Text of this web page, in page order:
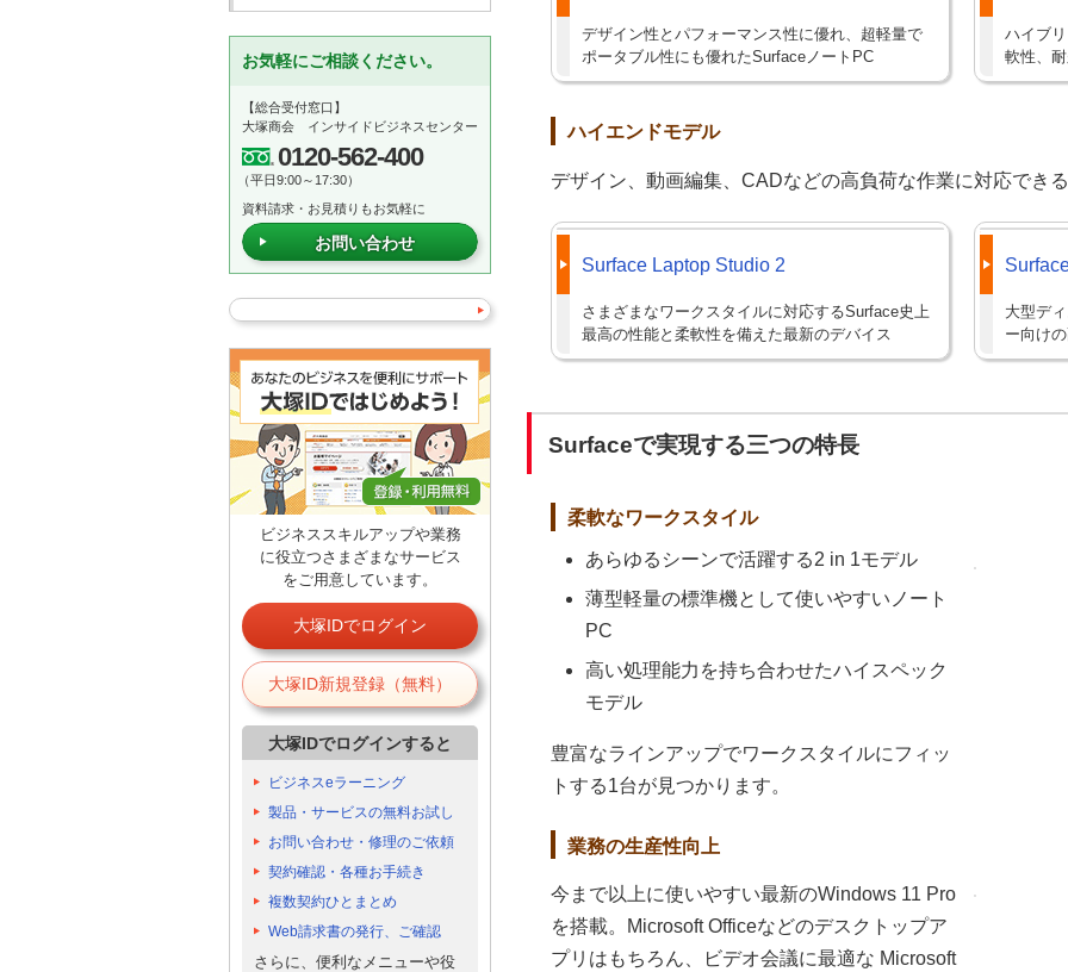
デザイン性とパフォーマンス性に優れ、超軽量で
ポータブル性にも優れたSurfaceノートPC
ハイブ
軟性、
ハイエンドモデル
デザイン、動画編集、CADなどの高負荷な作業に対応でき
Surface Laptop Studio 2
さまざまなワークスタイルに対応するSurface史上
最高の性能と柔軟性を備えた最新のデバイス
大型デ
ー向け
Surfaceで実現する三つの特長
柔軟なワークスタイル
あらゆるシーンで活躍する2 in 1モデル
薄型軽量の標準機として使いやすいノート
PC
高い処理能力を持ち合わせたハイスペック
モデル
豊富なラインアップでワークスタイルにフィッ
トする1台が見つかります。
業務の生産性向上
今まで以上に使いやすい最新のWindows 11 Pro
を搭載。Microsoft Officeなどのデスクトップア
プリはもちろん、ビデオ会議に最適な Microsoft
お気軽にご相談ください。
【総合受付窓口】
大塚商会 インサイドビジネスセンター
0120-562-400
（平日9:00～17:30）
資料請求・お見積りもお気軽に
お問い合わせ
ビジネススキルアップや業務
に役立つさまざまなサービス
をご用意しています。
大塚IDでログイン
大塚ID新規登録（無料）
大塚IDでログインすると
ビジネスeラーニング
製品・サービスの無料お試し
お問い合わせ・修理のご依頼
契約確認・各種お手続き
複数契約ひとまとめ
Web請求書の発行、ご確認
さらに、便利なメニューや役